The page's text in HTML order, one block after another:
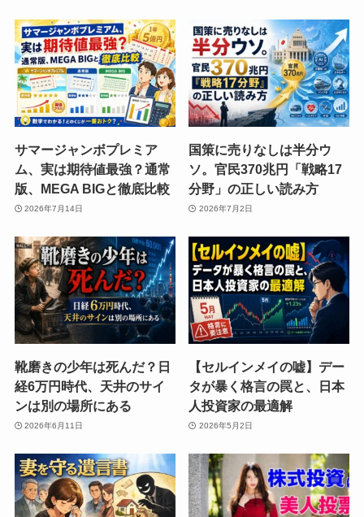
サマージャンボプレミア
ム、実は期待値最強？通常
版、MEGA BIGと徹底比較
2026年7月14日
国策に売りなしは半分ウ
ソ。官民370兆円「戦略17
分野」の正しい読み方
2026年7月2日
靴磨きの少年は死んだ？日
経6万円時代、天井のサイ
ンは別の場所にある
2026年6月11日
【セルインメイの嘘】デー
タが暴く格言の罠と、日本
人投資家の最適解
2026年5月2日